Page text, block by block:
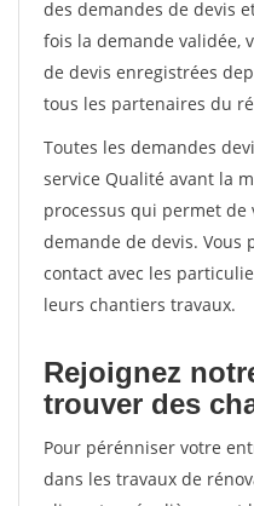
des demandes de devis
fois la demande validée,
de devis enregistrées
tous les partenaires du
Toutes les demandes
service Qualité avant la
processus qui permet
demande de devis. Vous
contact avec les
leurs chantiers travaux.
Rejoignez
trouver des
Pour pérénniser votre
dans les travaux de